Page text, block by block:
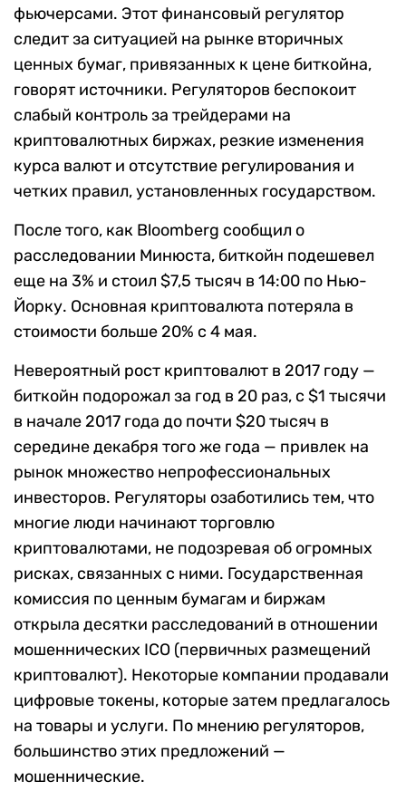
фьючерсами. Этот финансовый регулятор
следит за ситуацией на рынке вторичных
ценных бумаг, привязанных к цене биткойна,
говорят источники. Регуляторов беспокоит
слабый контроль за трейдерами на
криптовалютных биржах, резкие изменения
курса валют и отсутствие регулирования и
четких правил, установленных государством.
После того, как Bloomberg сообщил о
расследовании Минюста, биткойн подешевел
еще на 3% и стоил $7,5 тысяч в 14:00 по Нью-
Йорку. Основная криптовалюта потеряла в
стоимости больше 20% с 4 мая.
Невероятный рост криптовалют в 2017 году —
биткойн подорожал за год в 20 раз, с $1 тысячи
в начале 2017 года до почти $20 тысяч в
середине декабря того же года — привлек на
рынок множество непрофессиональных
инвесторов. Регуляторы озаботились тем, что
многие люди начинают торговлю
криптовалютами, не подозревая об огромных
рисках, связанных с ними. Государственная
комиссия по ценным бумагам и биржам
открыла десятки расследований в отношении
мошеннических ICO (первичных размещений
криптовалют). Некоторые компании продавали
цифровые токены, которые затем предлагалось
на товары и услуги. По мнению регуляторов,
большинство этих предложений —
мошеннические.